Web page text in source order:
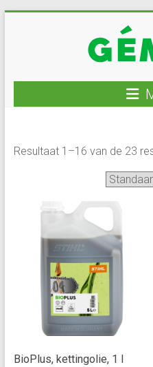
GEMAR
rijplaten
Resultaat 1–16 van de 23
BioPlus, kettingolie, 1 l